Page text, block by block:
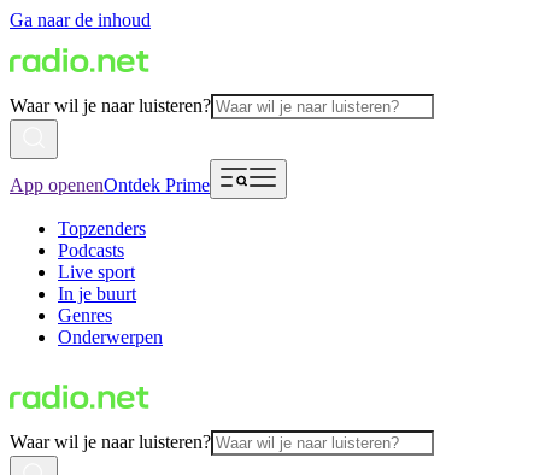
Ga naar de inhoud
Waar wil je naar luisteren?
App openenOntdek Prime
Topzenders
Podcasts
Live sport
In je buurt
Genres
Onderwerpen
Waar wil je naar luisteren?